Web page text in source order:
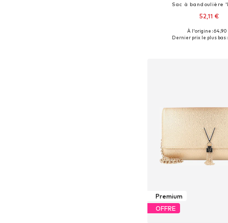
Sac à bandoulière
52,11 €
Tailles disponibles:
À l'origine : 64,90
Dernier prix le plus bas :
Premium
OFFRE